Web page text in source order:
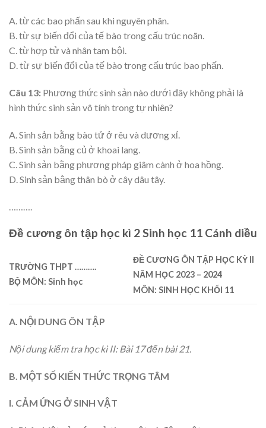
A. từ các bao phấn sau khi nguyên phân.
B. từ sự biến đổi của tế bào trong cấu trúc noãn.
C. từ hợp tử và nhân tam bội.
D. từ sự biến đổi của tế bào trong cấu trúc bao phấn.
Câu 13: Phương thức sinh sản nào dưới đây không phải là
hình thức sinh sản vô tính trong tự nhiên?
A. Sinh sản bằng bào tử ở rêu và dương xỉ.
B. Sinh sản bằng củ ở khoai lang.
C. Sinh sản bằng phương pháp giâm cành ở hoa hồng.
D. Sinh sản bằng thân bò ở cây dâu tây.
Đề cương ôn tập học kì 2 Sinh học 11 Cánh diều
TRƯỜNG THPT ……….
BỘ MÔN: Sinh học
ĐỀ CƯƠNG ÔN TẬP HỌC KỲ II
NĂM HỌC 2023 – 2024
MÔN: SINH HỌC KHỐI 11
A. NỘI DUNG ÔN TẬP
Nội dung kiểm tra học kì II: Bài 17đến bài 21.
B. MỘT SỐ KIẾN THỨC TRỌNG TÂM
I. CẢM ỨNG ỞSINH VẬT